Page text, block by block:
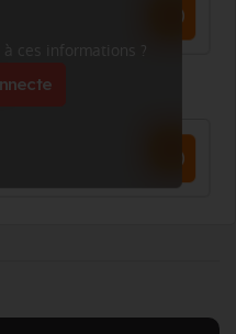
ces informations ?